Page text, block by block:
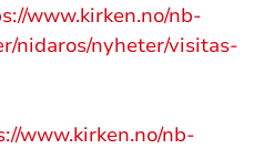
www.kirken.no/nb-
nidaros/nyheter/visitas-
www.kirken.no/nb-